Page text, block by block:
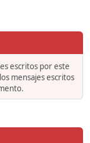
escritos por este
mensajes escritos